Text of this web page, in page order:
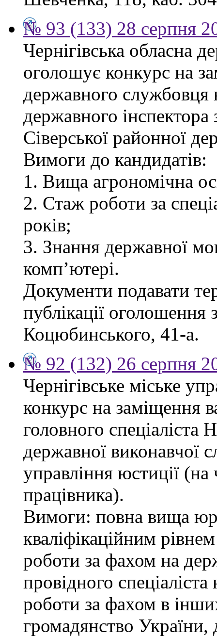
№ 93 (133) 28 серпня
Чернігівська обласна
оголошує конкурс на
державного службовця
державного
Сіверської районної
Вимоги до кандидатів:
1. Вища агрономічна
2. Стаж роботи за
років;
3. Знання державної
комп’ютері.
Документи подавати
публікації оголошення
Коцюбинського, 41-а.
№ 92 (132) 26 серпня
Чернігівське міське
конкурс на заміщення
головного спеціаліста
державної виконавчої
управління юстиції (на
працівника).
Вимоги: повна вища
кваліфікаційним
роботи за фахом на
провідного
роботи за фахом в
громадянство України,